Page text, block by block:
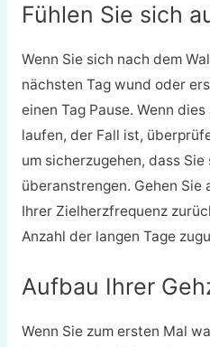
Fühlen Sie sich
Wenn Sie sich nach dem
nächsten Tag wund oder
einen Tag Pause. Wenn
laufen, der Fall ist,
um sicherzugehen, dass
überanstrengen. Gehen Sie
Ihrer Zielherzfrequenz
Anzahl der langen Tage
Aufbau Ihrer
Wenn Sie zum ersten Mal